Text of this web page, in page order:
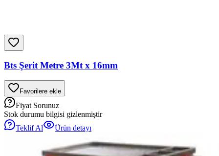
Bts Şerit Metre 3Mt x 16mm
Favorilere ekle
Fiyat Sorunuz
Stok durumu bilgisi gizlenmiştir
Teklif Al
Ürün detayı